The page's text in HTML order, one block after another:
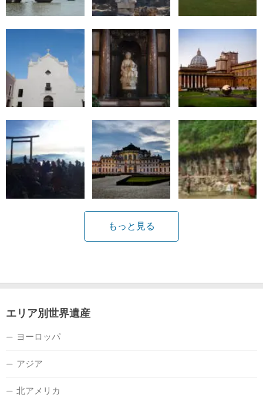
もっと見る
エリア別世界遺産
ヨーロッパ
アジア
北アメリカ